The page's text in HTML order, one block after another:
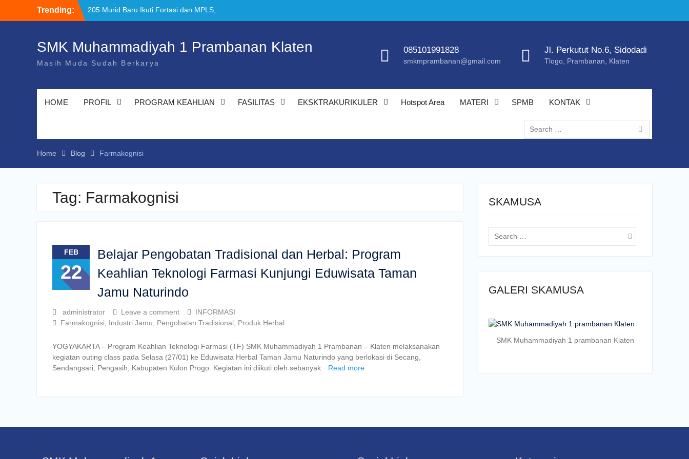
Trending:
205 Murid Baru Ikuti Fortasi dan MPLS,
SMK Muhammadiyah 1 Prambanan Klaten
Uji Kompetensi Keahlian: Sinergi SMK
Bersama LSP dalam Mencetak Lulusan
Kompeten dan Siap Kerja
SMK Muhammadiyah 1 Prambanan Klaten
Masih Muda Sudah Berkarya
085101991828
smkmprambanan@gmail.com
Jl. Perkutut No.6, Sidodadi
Tlogo, Prambanan, Klaten
HOME PROFIL PROGRAM KEAHLIAN FASILITAS EKSKTRAKURIKULER Hotspot Area MATERI SPMB KONTAK
Search
for:
Home Blog Farmakognisi
Tag: Farmakognisi
FEB
22
Belajar Pengobatan Tradisional dan Herbal: Program
Keahlian Teknologi Farmasi Kunjungi Eduwisata Taman
Jamu Naturindo
administrator Leave a comment
INFORMASI
Farmakognisi
Industri Jamu Pengobatan Tradisional Produk Herbal
YOGYAKARTA – Program Keahlian Teknologi Farmasi (TF) SMK Muhammadiyah 1 Prambanan – Klaten melaksanakan
kegiatan outing class pada Selasa (27/01) ke Eduwisata Herbal Taman Jamu Naturindo yang berlokasi di Secang,
Sendangsari, Pengasih, Kabupaten Kulon Progo. Kegiatan ini diikuti oleh sebanyak
Read more
SKAMUSA
Search
for:
GALERI SKAMUSA
SMK Muhammadiyah 1 prambanan Klaten